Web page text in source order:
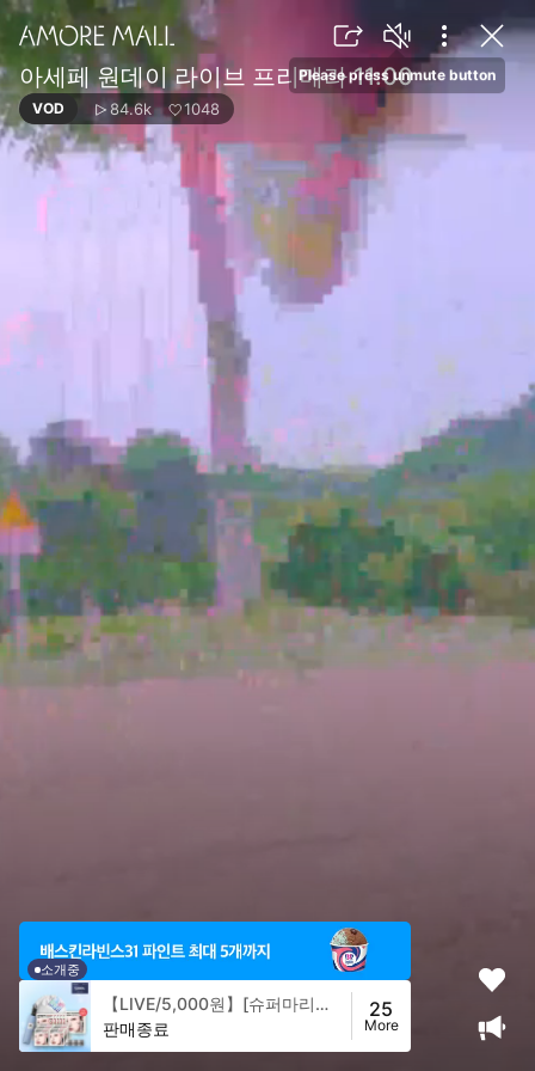
아세페 원데이 라이브 프리메라 11:00
VOD 84.6k 1048
Please press unmute button
【LIVE/5,000원】[슈퍼마리오갤럭시] 피디알엔-나이아10 세럼 메가 샷 겔 마스크세트 34g*5매 X 6입 세트(총 30매)
판매종료
25
More
소개중